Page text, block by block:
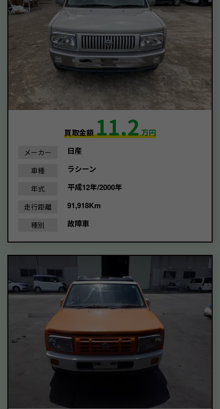
買取金額11.2万円
メーカー 日産
車種 ラシーン
年式 平成12年/2000年
走行距離 91,918Km
種別 故障車